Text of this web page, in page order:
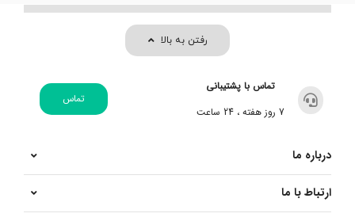
رفتن به بالا
تماس با پشتیبانی
7 روز هفته ، 24 ساعت
تماس
درباره ما
ارتباط با ما